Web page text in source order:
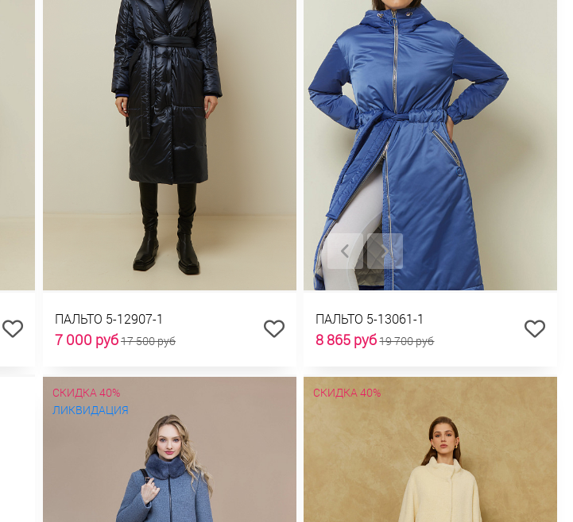
ПАЛЬТО 5-12907-1
7 000 руб17 500 руб
ПАЛЬТО 5-13061-1
8 865 руб19 700 руб
СКИДКА 40%
ЛИКВИДАЦИЯ
СКИДКА 40%